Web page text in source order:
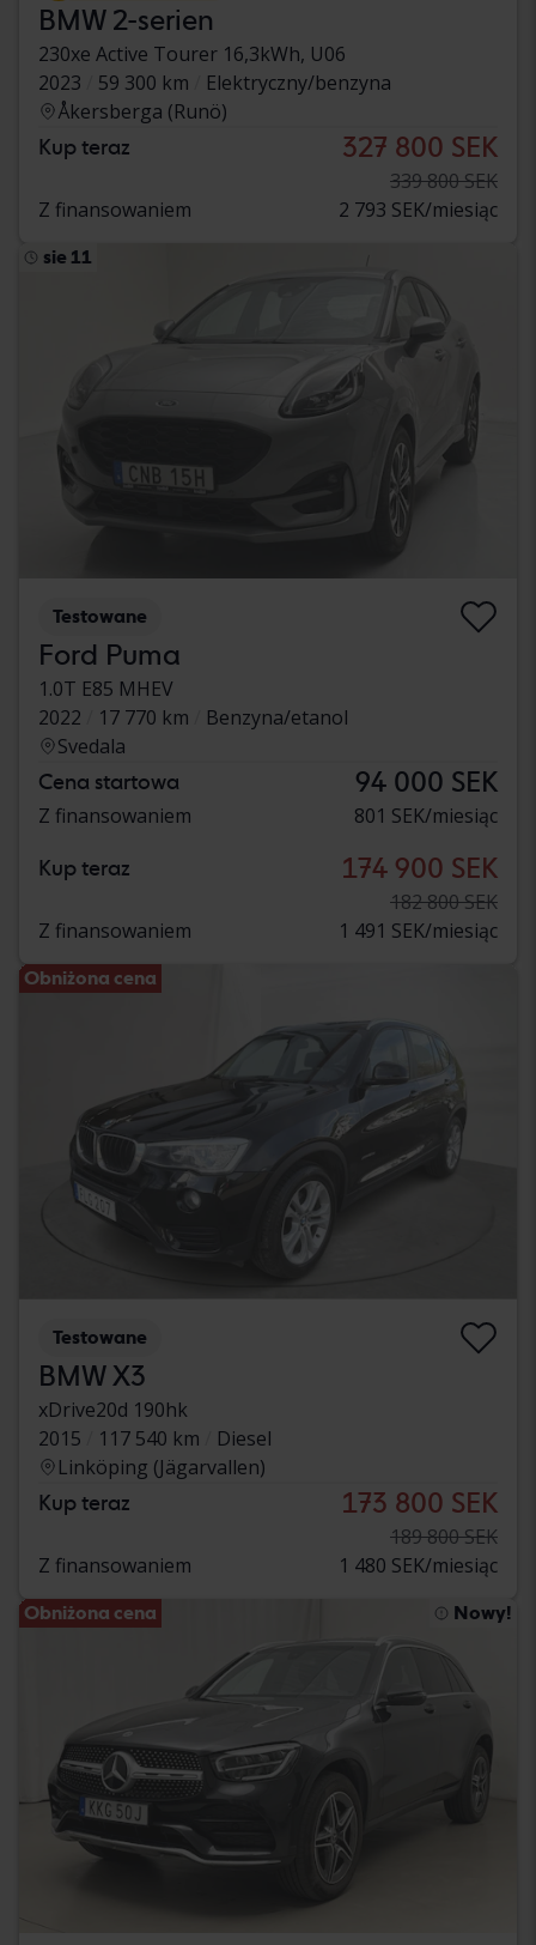
BMW 2-serien
230xe Active Tourer 16,3kWh, U06
2023
59 300 km
Elektryczny/benzyna
Åkersberga (Runö)
Kup teraz 327 800 SEK
339 800 SEK
Z finansowaniem
2 793 SEK/miesiąc
sie 11
Testowane
Ford Puma
1.0T E85 MHEV
2022
17 770 km
Benzyna/etanol
Svedala
Cena startowa 94 000 SEK
Z finansowaniem 801 SEK/miesiąc
Kup teraz 174 900 SEK
182 800 SEK
Z finansowaniem
1 491 SEK/miesiąc
Obniżona cena
Testowane
BMW X3
xDrive20d 190hk
2015
117 540 km
Diesel
Linköping (Jägarvallen)
Kup teraz 173 800 SEK
189 800 SEK
Z finansowaniem
1 480 SEK/miesiąc
Obniżona cena Nowy!